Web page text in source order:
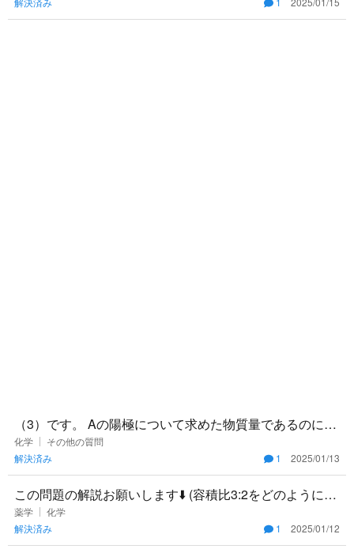
（3）です。 Aの陽極について求めた物質量であるのに、
なぜAに流れた電気量を求めることができるのですか？陰
極のことは考え
化学
その他の質問
解決済み
1 2025/01/13
この問題の解説お願いします⬇️ (容積比3:2をどのように考
えればいいのか特に知りたいです) 0.040 mol/L酢酸
薬学
化学
解決済み
1 2025/01/12